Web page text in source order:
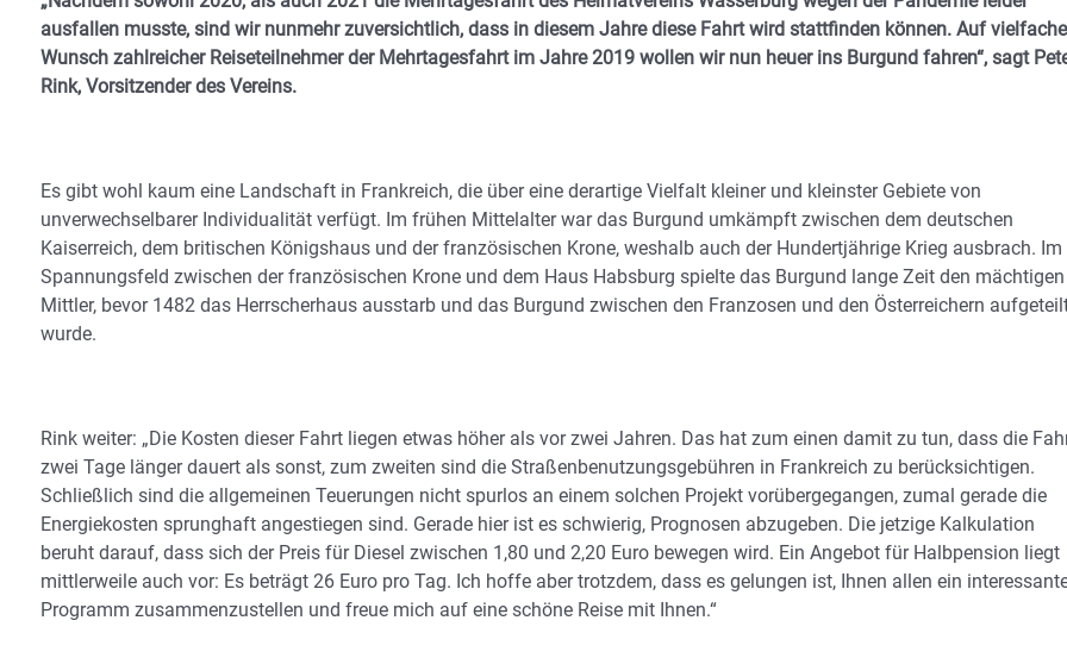
ausfallen musste, sind wir nunmehr zuversichtlich, dass in diesem Jahre diese Fahrt wird stattfinden können. Auf
Wunsch zahlreicher Reiseteilnehmer der Mehrtagesfahrt im Jahre 2019 wollen wir nun heuer ins Burgund fahren“, sagt
Rink, Vorsitzender des Vereins.
Es gibt wohl kaum eine Landschaft in Frankreich, die über eine derartige Vielfalt kleiner und kleinster Gebiete von
unverwechselbarer Individualität verfügt. Im frühen Mittelalter war das Burgund umkämpft zwischen dem deutschen
Kaiserreich, dem britischen Königshaus und der französischen Krone, weshalb auch der Hundertjährige Krieg ausbrach. Im
Spannungsfeld zwischen der französischen Krone und dem Haus Habsburg spielte das Burgund lange Zeit den mächtigen
Mittler, bevor 1482 das Herrscherhaus ausstarb und das Burgund zwischen den Franzosen und den Österreichern
wurde.
Rink weiter: „Die Kosten dieser Fahrt liegen etwas höher als vor zwei Jahren. Das hat zum einen damit zu tun, dass die
zwei Tage länger dauert als sonst, zum zweiten sind die Straßenbenutzungsgebühren in Frankreich zu berücksichtigen.
Schließlich sind die allgemeinen Teuerungen nicht spurlos an einem solchen Projekt vorübergegangen, zumal gerade die
Energiekosten sprunghaft angestiegen sind. Gerade hier ist es schwierig, Prognosen abzugeben. Die jetzige Kalkulation
beruht darauf, dass sich der Preis für Diesel zwischen 1,80 und 2,20 Euro bewegen wird. Ein Angebot für Halbpension liegt
mittlerweile auch vor: Es beträgt 26 Euro pro Tag. Ich hoffe aber trotzdem, dass es gelungen ist, Ihnen allen ein
Programm zusammenzustellen und freue mich auf eine schöne Reise mit Ihnen.“